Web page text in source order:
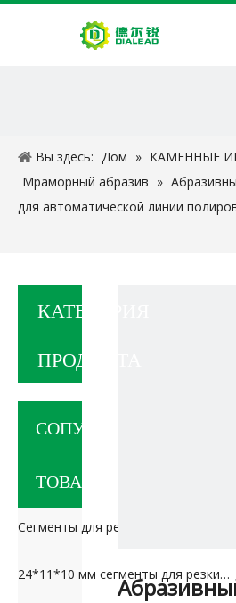
Вы здесь: Дом » КАМЕННЫЕ
Мраморный абразив »
для автоматической линии
КАТЕГОРИЯ
ПРОДУКТА
СОПУТСТВУЮЩИЕ
ТОВАРЫ
24*11*10 мм сегменты для резки мраморного известняка для рынка Ближнего Востока